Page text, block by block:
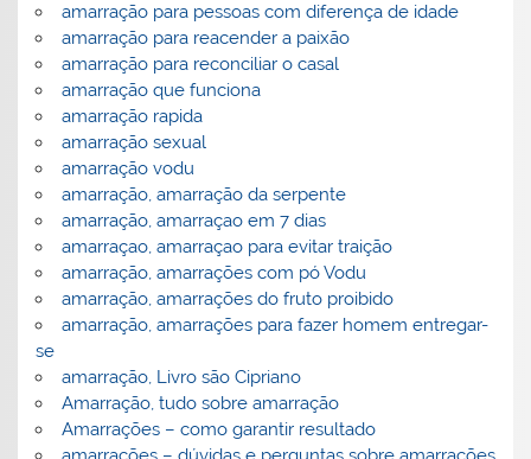
amarração para pessoas com diferença de idade
amarração para reacender a paixão
amarração para reconciliar o casal
amarração que funciona
amarração rapida
amarração sexual
amarração vodu
amarração, amarração da serpente
amarração, amarraçao em 7 dias
amarraçao, amarraçao para evitar traição
amarração, amarrações com pó Vodu
amarração, amarrações do fruto proibido
amarração, amarrações para fazer homem entregar-
se
amarração, Livro são Cipriano
Amarração, tudo sobre amarração
Amarrações – como garantir resultado